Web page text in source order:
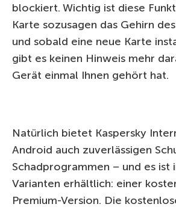
blockiert. Wichtig ist diese
Karte sozusagen das Gehirn
und sobald eine neue Karte
gibt es keinen Hinweis mehr
Gerät einmal Ihnen gehört hat.
Natürlich bietet Kaspersky
Android auch zuverlässigen
Schadprogrammen – und es ist
Varianten erhältlich: einer
Premium-Version. Die